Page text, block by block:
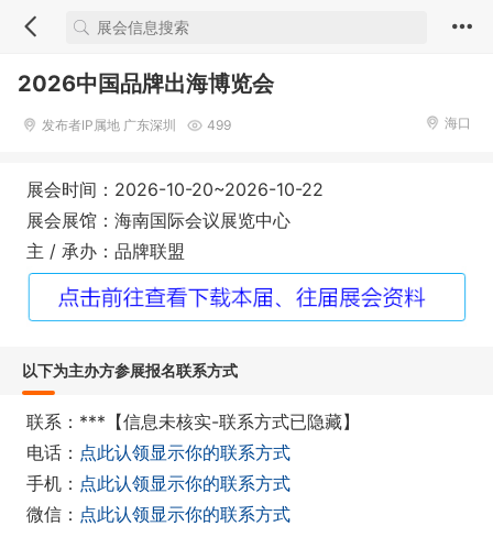
2026中国品牌出海博览会
发布者IP属地 广东深圳 499 海口
展会时间：2026-10-20~2026-10-22
展会展馆：海南国际会议展览中心
主 / 承办：品牌联盟
以下为主办方参展报名联系方式
联系：***【信息未核实-联系方式已隐藏】
电话： 点此认领显示你的联系方式
手机： 点此认领显示你的联系方式
微信： 点此认领显示你的联系方式